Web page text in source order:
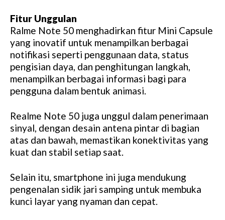
Fitur Unggulan
Ralme Note 50 menghadirkan fitur Mini Capsule
yang inovatif untuk menampilkan berbagai
notifikasi seperti penggunaan data, status
pengisian daya, dan penghitungan langkah,
menampilkan berbagai informasi bagi para
pengguna dalam bentuk animasi.
Realme Note 50 juga unggul dalam penerimaan
sinyal, dengan desain antena pintar di bagian
atas dan bawah, memastikan konektivitas yang
kuat dan stabil setiap saat.
Selain itu, smartphone ini juga mendukung
pengenalan sidik jari samping untuk membuka
kunci layar yang nyaman dan cepat.